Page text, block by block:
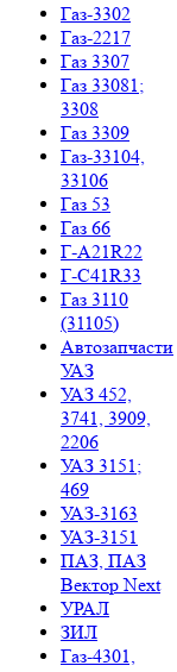
Газ-3302
Газ-2217
Газ 3307
Газ 33081;
3308
Газ 3309
Газ-33104,
33106
Газ 53
Газ 66
Г-A21R22
Г-C41R33
Газ 3110
(31105)
Автозапчасти
УАЗ
УАЗ 452,
3741, 3909,
2206
УАЗ 3151;
469
УАЗ-3163
УАЗ-3151
ПАЗ, ПАЗ
Вектор Next
УРАЛ
ЗИЛ
Газ-4301,